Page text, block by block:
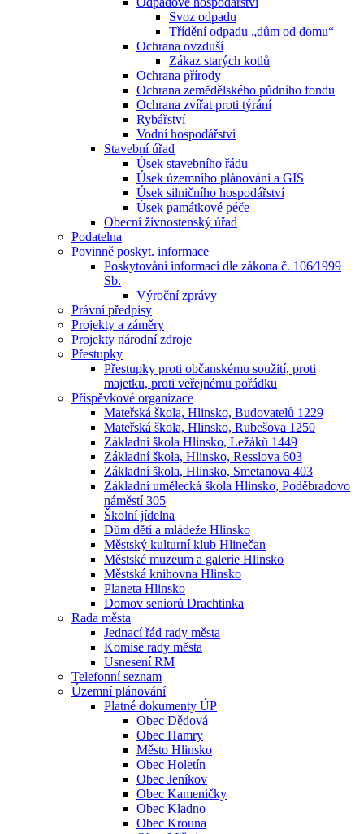
Svoz odpadu
Třídění odpadu „dům od domu“
Ochrana ovzduší
Zákaz starých kotlů
Ochrana přírody
Ochrana zemědělského půdního fondu
Ochrana zvířat proti týrání
Rybářství
Vodní hospodářství
Stavební úřad
Úsek stavebního řádu
Úsek územního plánováni a GIS
Úsek silničního hospodářství
Úsek památkové péče
Obecní živnostenský úřad
Podatelna
Povinně poskyt. informace
Poskytování informací dle zákona č. 106⁄1999
Sb.
Výroční zprávy
Právní předpisy
Projekty a záměry
Projekty národní zdroje
Přestupky
Přestupky proti občanskému soužití, proti
majetku, proti veřejnému pořádku
Příspěvkové organizace
Mateřská škola, Hlinsko, Budovatelů 1229
Mateřská škola, Hlinsko, Rubešova 1250
Základní škola Hlinsko, Ležáků 1449
Základní škola, Hlinsko, Resslova 603
Základní škola, Hlinsko, Smetanova 403
Základní umělecká škola Hlinsko, Poděbradovo
náměstí 305
Školní jídelna
Dům dětí a mládeže Hlinsko
Městský kulturní klub Hlinečan
Městské muzeum a galerie Hlinsko
Městská knihovna Hlinsko
Planeta Hlinsko
Domov seniorů Drachtinka
Rada města
Jednací řád rady města
Komise rady města
Usnesení RM
Telefonní seznam
Územní plánování
Platné dokumenty ÚP
Obec Dědová
Obec Hamry
Město Hlinsko
Obec Holetín
Obec Jeníkov
Obec Kameničky
Obec Kladno
Obec Krouna